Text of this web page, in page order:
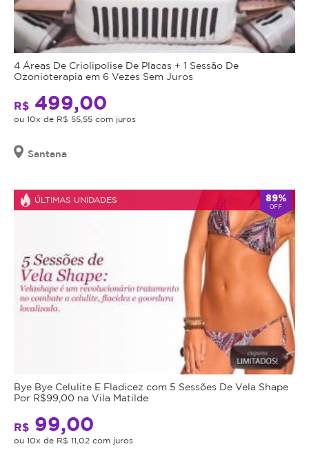
4 Áreas De Criolipolise De Placas + 1 Sessão De
Ozonioterapia em 6 Vezes Sem Juros
R$ 499,00
ou 10x de R$ 55,55 com juros
Santana
ÚLTIMAS UNIDADES 89%
OFF
Bye Bye Celulite E Fladicez com 5 Sessões De Vela Shape
Por R$99,00 na Vila Matilde
R$ 99,00
ou 10x de R$ 11,02 com juros